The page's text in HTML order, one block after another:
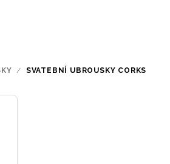
/ SVATEBNÍ UBROUSKY CORKS